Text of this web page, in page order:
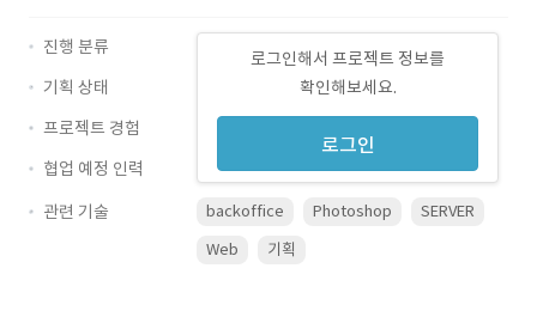
로그인해서 프로젝트 정보를
확인해보세요.
로그인
진행 분류
기획 상태
프로젝트 경험
협업 예정 인력
관련 기술
backoffice Photoshop
SERVER
Web
기획